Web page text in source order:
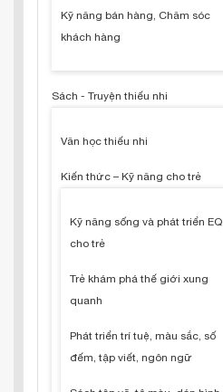
Kỹ năng bán hàng, Chăm sóc
khách hàng
Sách - Truyện thiếu nhi
Văn học thiếu nhi
Kiến thức – Kỹ năng cho trẻ
Kỹ năng sống và phát triển EQ
cho trẻ
Trẻ khám phá thế giới xung
quanh
Phát triển trí tuệ, màu sắc, số
đếm, tập viết, ngôn ngữ